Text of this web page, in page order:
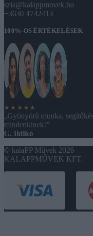
szia@kalappmuvek.hu
+3630 4742413
100%-OS ÉRTÉKELÉSEK
★★★★★
„Gyönyörű munka,
mindenkinek!”
G. Ildikó
© kalaPP Művek 2026
KALAPPMŰVEK KFT.